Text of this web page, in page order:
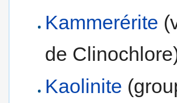
Kammerérite
de
Kaolinite